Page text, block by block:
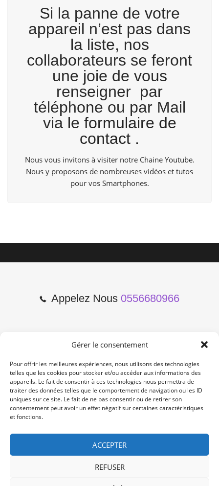
Gérer le consentement
Pour offrir les meilleures expériences, nous utilisons des technologies
telles que les cookies pour stocker et/ou accéder aux informations des
appareils. Le fait de consentir à ces technologies nous permettra de
traiter des données telles que le comportement de navigation ou les ID
uniques sur ce site. Le fait de ne pas consentir ou de retirer son
consentement peut avoir un effet négatif sur certaines caractéristiques
et fonctions.
ACCEPTER
REFUSER
Si la panne de votre
appareil n’est pas dans
la liste, nos
collaborateurs se feront
une joie de vous
renseigner par
téléphone ou par Mail
via le formulaire de
contact .
Nous vous invitons à visiter notre Chaine Youtube.
Nous y proposons de nombreuses vidéos et tutos
pour vos Smartphones.
Appelez Nous 0556680966
2 Cours de l'Yser 33800
Bordeaux
Lun-Samedi: 10:00 -19:00
Non Stop
/ /